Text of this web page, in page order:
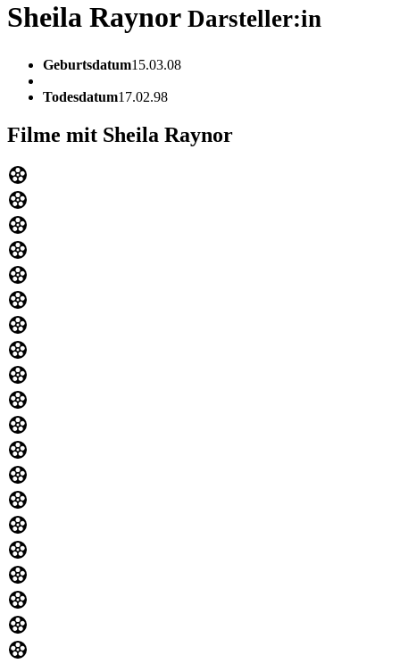
Sheila Raynor Darsteller:in
Geburtsdatum15.03.08
Todesdatum17.02.98
Filme mit Sheila Raynor